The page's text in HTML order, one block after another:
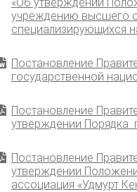
учреждению высшего
специализирующихся
Постановление
государственной
Постановление
утверждении Порядка
Постановление
утверждении
ассоциация «Удмурт